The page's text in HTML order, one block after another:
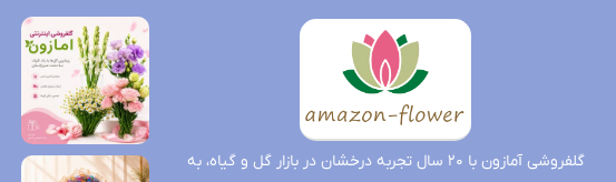
گلفروشی آمازون با ۲۰ سال تجربه درخشان در بازار گل و گیاه، به